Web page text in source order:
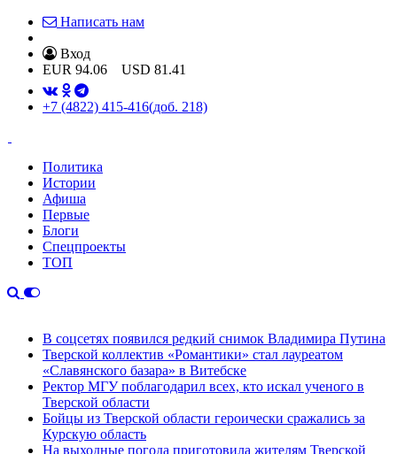
Написать нам
Вход
EUR 94.06 USD 81.41
+7 (4822) 415-416(доб. 218)
Политика
Истории
Афиша
Первые
Блоги
Спецпроекты
ТОП
В соцсетях появился редкий снимок Владимира Путина
Тверской коллектив «Романтики» стал лауреатом
«Славянского базара» в Витебске
Ректор МГУ поблагодарил всех, кто искал ученого в
Тверской области
Бойцы из Тверской области героически сражались за
Курскую область
На выходные погода приготовила жителям Тверской